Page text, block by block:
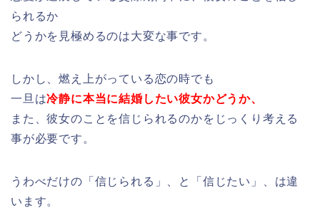
られるか
どうかを見極めるのは大変な事です。
しかし、燃え上がっている恋の時でも
一旦は冷静に本当に結婚したい彼女かどうか、
また、彼女のことを信じられるのかをじっくり考える
事が必要です。
うわべだけの「信じられる」、と「信じたい」、は違
います。